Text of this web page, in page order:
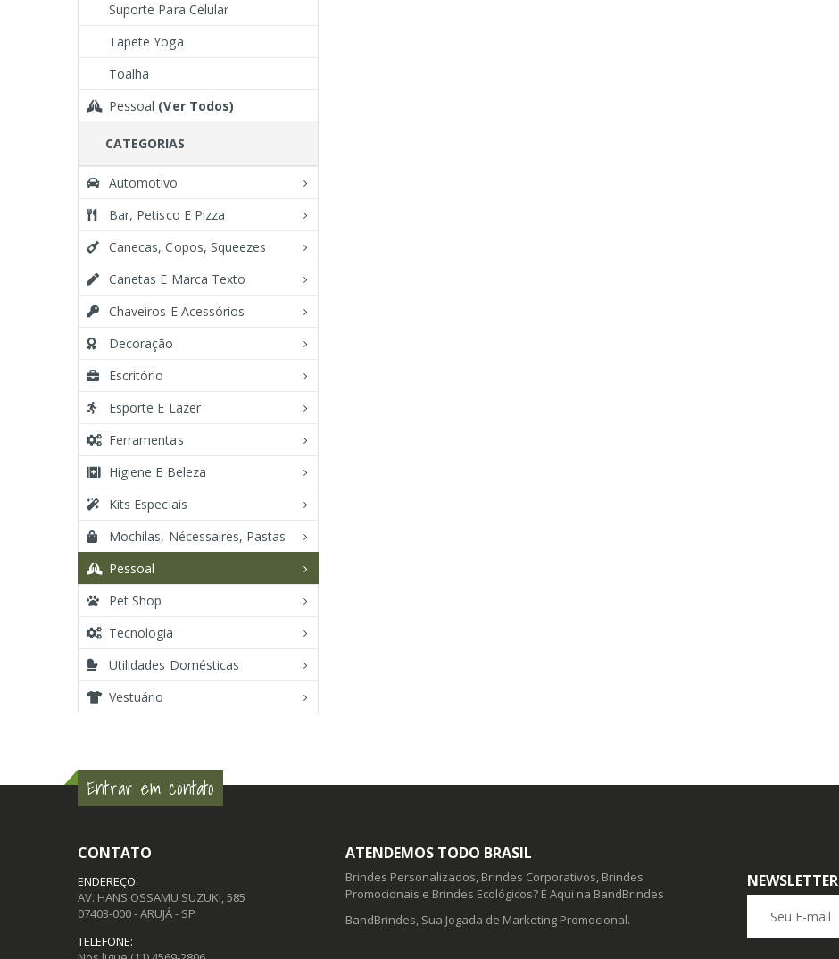
Suporte Para Celular
Tapete Yoga
Toalha
Pessoal (Ver Todos)
CATEGORIAS
Automotivo
Bar, Petisco E Pizza
Canecas, Copos, Squeezes
Canetas E Marca Texto
Chaveiros E Acessórios
Decoração
Escritório
Esporte E Lazer
Ferramentas
Higiene E Beleza
Kits Especiais
Mochilas, Nécessaires, Pastas
Pessoal
Pet Shop
Tecnologia
Utilidades Domésticas
Vestuário
Entrar em contato
CONTATO
ENDEREÇO:
AV. HANS OSSAMU SUZUKI, 585
07403-000 - ARUJÁ - SP
TELEFONE:
ATENDEMOS TODO BRASIL
Brindes Personalizados, Brindes Corporativos, Brindes
Promocionais e Brindes Ecológicos? É Aqui na BandBrindes
BandBrindes, Sua Jogada de Marketing Promocional.
NEWSLETTER